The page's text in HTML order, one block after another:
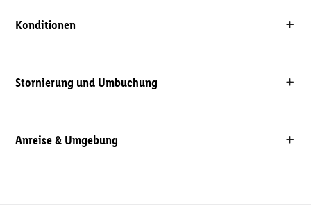
Konditionen
Stornierung und Umbuchung
Anreise & Umgebung